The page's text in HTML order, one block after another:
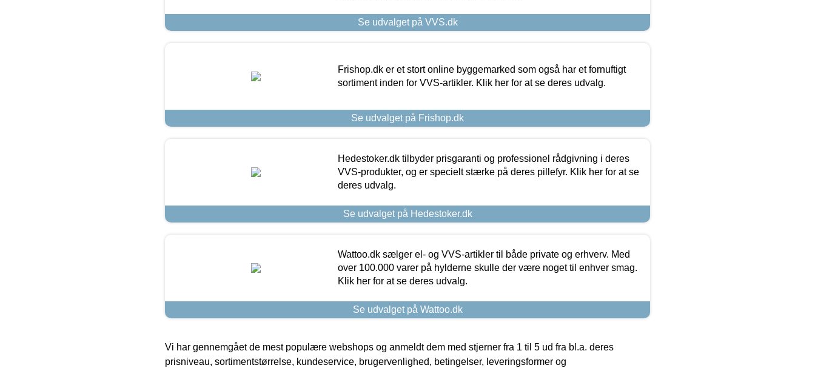
Se udvalget på VVS.dk
Frishop.dk er et stort online byggemarked som også har et fornuftigt
sortiment inden for VVS-artikler. Klik her for at se deres udvalg.
Se udvalget på Frishop.dk
Hedestoker.dk tilbyder prisgaranti og professionel rådgivning i deres
VVS-produkter, og er specielt stærke på deres pillefyr. Klik her for at se
deres udvalg.
Se udvalget på Hedestoker.dk
Wattoo.dk sælger el- og VVS-artikler til både private og erhverv. Med
over 100.000 varer på hylderne skulle der være noget til enhver smag.
Klik her for at se deres udvalg.
Se udvalget på Wattoo.dk
Vi har gennemgået de mest populære webshops og anmeldt dem med stjerner fra 1 til 5 ud fra bl.a. deres
prisniveau, sortimentstørrelse, kundeservice, brugervenlighed, betingelser, leveringsformer og